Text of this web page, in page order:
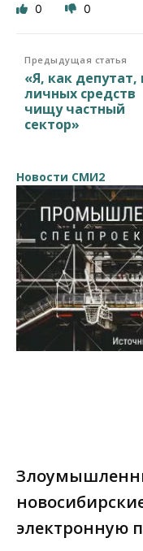
0 0
Предыдущая статья
«Я, как депутат,
личных средств
чищу частный
сектор»
Новости СМИ2
электронную